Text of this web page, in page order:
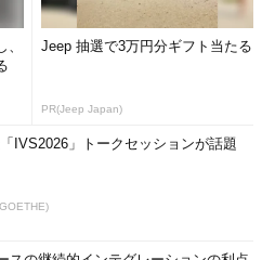
Jeep 抽選で3万円分ギフト当たる
PR(Jeep Japan)
IVS2026」トークセッションが話題